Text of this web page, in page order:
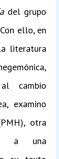
del grupo
ello, en
literatura
cambio
examino
otra
a una